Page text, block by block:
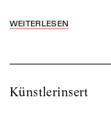
WEITERLESEN
Künstlerinsert